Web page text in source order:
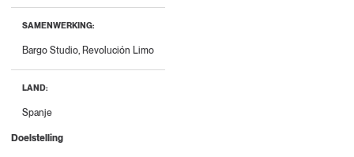
SAMENWERKING:
Bargo Studio, Revolución Limo
LAND:
Spanje
Doelstelling